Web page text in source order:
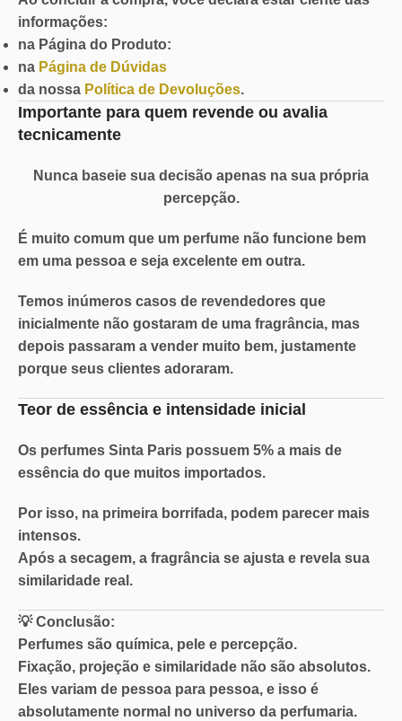
informações:
na Página do Produto:
na Página de Dúvidas
da nossa Política de Devoluções.
Importante para quem revende ou avalia
tecnicamente
Nunca baseie sua decisão apenas na sua própria
percepção.
É muito comum que um perfume não funcione bem
em uma pessoa e seja excelente em outra.
Temos inúmeros casos de revendedores que
inicialmente não gostaram de uma fragrância, mas
depois passaram a vender muito bem, justamente
porque seus clientes adoraram.
Teor de essência e intensidade inicial
Os perfumes Sinta Paris possuem 5% a mais de
essência do que muitos importados.
Por isso, na primeira borrifada, podem parecer mais
intensos.
Após a secagem, a fragrância se ajusta e revela sua
similaridade real.
💡Conclusão:
Perfumes são química, pele e percepção.
Fixação, projeção e similaridade não são absolutos.
Eles variam de pessoa para pessoa, e isso é
absolutamente normal no universo da perfumaria.